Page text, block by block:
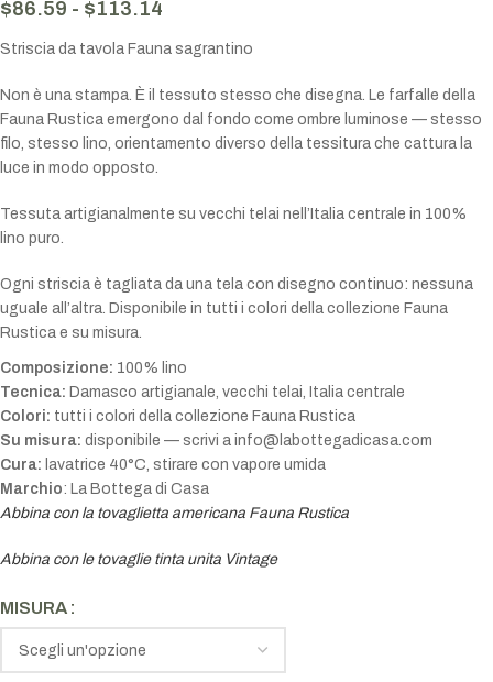
$86.59 - $113.14
Striscia da tavola Fauna sagrantino
Non è una stampa. È il tessuto stesso che disegna. Le farfalle della
Fauna Rustica emergono dal fondo come ombre luminose — stesso
filo, stesso lino, orientamento diverso della tessitura che cattura la
luce in modo opposto.
Tessuta artigianalmente su vecchi telai nell’Italia centrale in 100%
lino puro.
Ogni striscia è tagliata da una tela con disegno continuo: nessuna
uguale all’altra. Disponibile in tutti i colori della collezione Fauna
Rustica e su misura.
Composizione: 100% lino
Tecnica: Damasco artigianale, vecchi telai, Italia centrale
Colori: tutti i colori della collezione Fauna Rustica
Su misura: disponibile — scrivi a info@labottegadicasa.com
Cura: lavatrice 40°C, stirare con vapore umida
Marchio: La Bottega di Casa
Abbina con la tovaglietta americana Fauna Rustica
Abbina con le tovaglie tinta unita Vintage
MISURA